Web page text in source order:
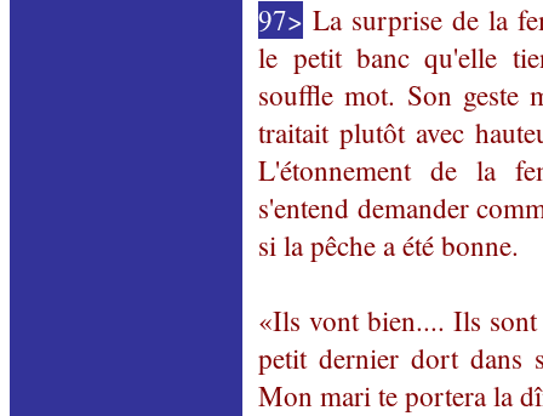
97> La surprise de la
le petit banc qu'elle
souffle mot. Son geste
traitait plutôt avec
L'étonnement de la
s'entend demander
si la pêche a été bonne.
«Ils vont bien.... Ils sont
petit dernier dort dans
Mon mari te portera la